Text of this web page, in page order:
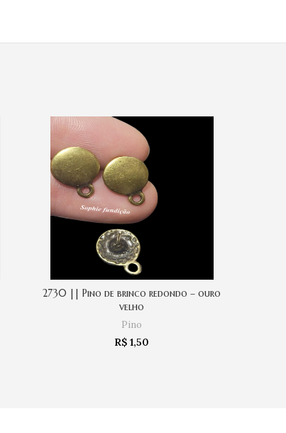
COMPRAR
2730 || Pino de brinco redondo – ouro
velho
Pino
R$ 1,50